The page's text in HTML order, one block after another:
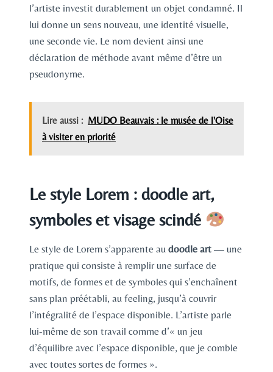
l’artiste investit durablement un objet condamné. Il
lui donne un sens nouveau, une identité visuelle,
une seconde vie. Le nom devient ainsi une
déclaration de méthode avant même d’être un
pseudonyme.
Lire aussi : MUDO Beauvais : le musée de l'Oise
à visiter en priorité
Le style Lorem : doodle art,
symboles et visage scindé
Le style de Lorem s’apparente au doodle art — une
pratique qui consiste à remplir une surface de
motifs, de formes et de symboles qui s’enchaînent
sans plan préétabli, au feeling, jusqu’à couvrir
l’intégralité de l’espace disponible. L’artiste parle
lui-même de son travail comme d’« un jeu
d’équilibre avec l’espace disponible, que je comble
avec toutes sortes de formes ».